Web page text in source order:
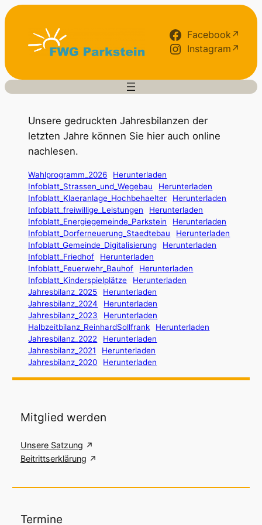
Zum
springen
Facebook↗
Instagram↗
Unsere gedruckten Jahresbilanzen der
letzten Jahre können Sie hier auch online
nachlesen.
Wahlprogramm_2026
Herunterladen
Infoblatt_Strassen_und_Wegebau
Herunterladen
Infoblatt_Klaeranlage_Hochbehaelter
Herunterladen
Infoblatt_freiwillige_Leistungen
Herunterladen
Infoblatt_Energiegemeinde_Parkstein
Herunterladen
Infoblatt_Dorferneuerung_Staedtebau
Herunterladen
Infoblatt_Gemeinde_Digitalisierung
Herunterladen
Infoblatt_Friedhof
Herunterladen
Infoblatt_Feuerwehr_Bauhof
Herunterladen
Infoblatt_Kinderspielplätze
Herunterladen
Jahresbilanz_2025
Herunterladen
Jahresbilanz_2024
Herunterladen
Jahresbilanz_2023
Herunterladen
Halbzeitbilanz_ReinhardSollfrank
Herunterladen
Jahresbilanz_2022
Herunterladen
Jahresbilanz_2021
Herunterladen
Jahresbilanz_2020
Herunterladen
Mitglied werden
Unsere Satzung
Beitrittserklärung
Termine